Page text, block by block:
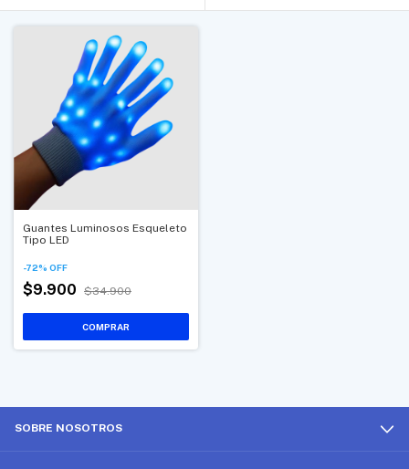
Guantes Luminosos Esqueleto
Tipo LED
-72% OFF
$9.900 $34.900
SOBRE NOSOTROS